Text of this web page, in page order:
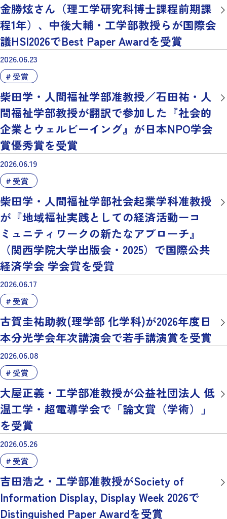
金勝炫さん（理工学研究科博士課程前期課
程1年）、中後大輔・工学部教授らが国際会
議HSI2026でBest Paper Awardを受賞
2026.06.23
受賞
柴田学・人間福祉学部准教授／石田祐・人
間福祉学部教授が翻訳で参加した『社会的
企業とウェルビーイング』が日本NPO学会
賞優秀賞を受賞
2026.06.19
受賞
柴田学・人間福祉学部社会起業学科准教授
が『地域福祉実践としての経済活動ーコ
ミュニティワークの新たなアプローチ』
（関西学院大学出版会・2025）で国際公共
経済学会 学会賞を受賞
2026.06.17
受賞
古賀圭祐助教(理学部 化学科)が2026年度日
本分光学会年次講演会で若手講演賞を受賞
2026.06.08
受賞
大屋正義・工学部准教授が公益社団法人 低
温工学・超電導学会で「論文賞（学術）」
を受賞
2026.05.26
受賞
吉田浩之・工学部准教授がSociety of
Information Display, Display Week 2026で
Distinguished Paper Awardを受賞